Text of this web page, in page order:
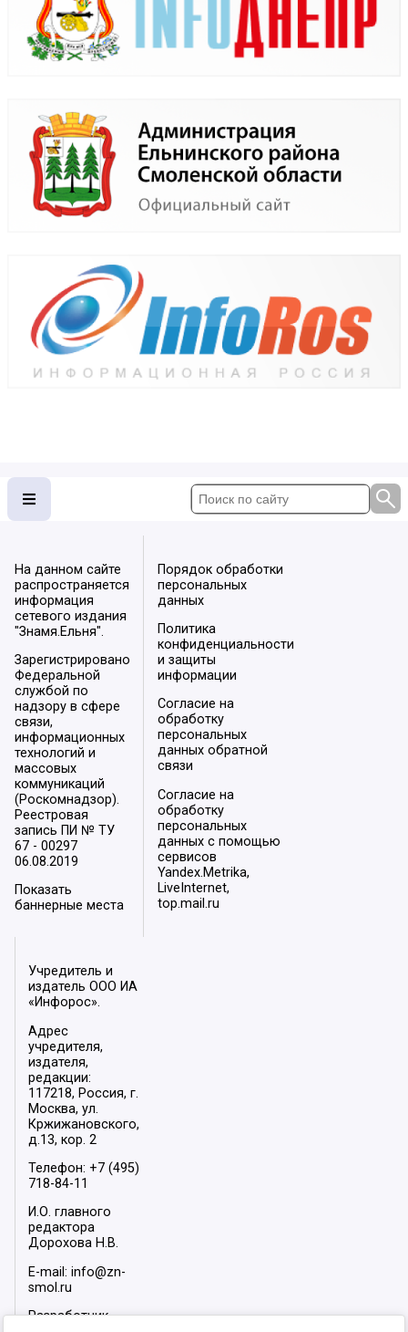
На данном сайте
распространяется
информация
сетевого издания
"Знамя.Ельня".
Зарегистрировано
Федеральной
службой по
надзору в сфере
связи,
информационных
технологий и
массовых
коммуникаций
(Роскомнадзор).
Реестровая
запись ПИ № ТУ
67 - 00297
06.08.2019
Показать
баннерные места
Порядок обработки
персональных
данных
Политика
конфиденциальности
и защиты
информации
Согласие на
обработку
персональных
данных обратной
связи
Согласие на
обработку
персональных
данных с помощью
сервисов
Yandex.Metrika,
LiveInternet,
top.mail.ru
Учредитель и
издатель ООО ИА
«Инфорос».
Адрес
учредителя,
издателя,
редакции:
117218, Россия, г.
Москва, ул.
Кржижановского,
д.13, кор. 2
Телефон: +7 (495)
718-84-11
И.О. главного
редактора
Дорохова Н.В.
E-mail: info@zn-
smol.ru
Разработчик